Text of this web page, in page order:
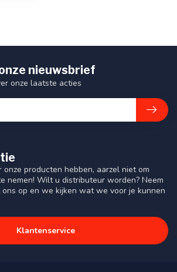
onze producten hebben, aarzel niet om
nemen! Wilt u distributeur worden? Neem
op en we kijken wat we voor je kunnen
Klantenservice
nieuwsbrief
onze laatste acties